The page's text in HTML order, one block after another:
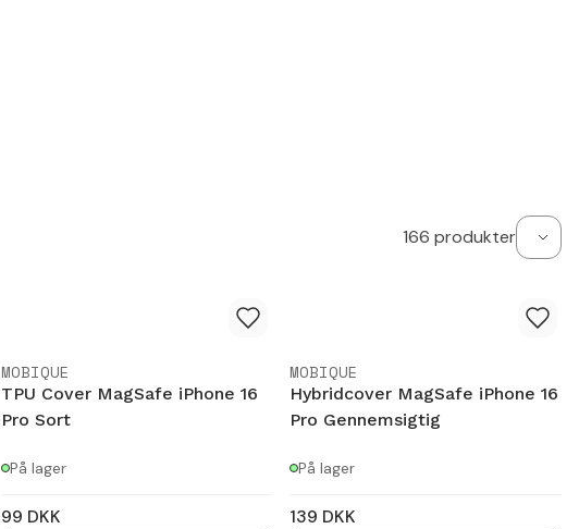
166 produkter
MOBIQUE
TPU Cover MagSafe iPhone 16
Pro Sort
På lager
99 DKK
MOBIQUE
Hybridcover MagSafe iPhone 16
Pro Gennemsigtig
På lager
139 DKK